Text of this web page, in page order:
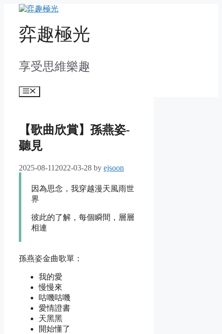
content弈趣極光
享受思維樂趣
Menu
【歌曲欣賞】孫燕姿-
聽見
2025-08-11 2022-03-28 by ejsoon
因為思念，我穿越漫天風雨世
界
彼此的了解，每個瞬間，層層
相連
孫燕姿金曲歌單：
我的愛
慢慢來
咕嘰咕嘰
愛情證書
天黑黑
開始懂了